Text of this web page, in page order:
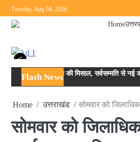
Skip
to
content
Tuesday, Aug 04, 2026
Home
<
Flash News
रजि. में एकजुटता की मिसाल, सर्वसम्मति से नई
Home उत्तराखंड सोमवार को
सोमवार को